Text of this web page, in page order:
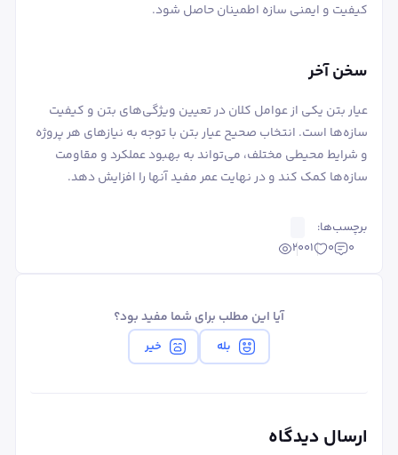
کیفیت و ایمنی سازه اطمینان حاصل شود.
سخن آخر
عیار بتن یکی از عوامل کلان در تعیین ویژگی‌های بتن و کیفیت
سازه‌ها است. انتخاب صحیح عیار بتن با توجه به نیازهای هر پروژه
و شرایط محیطی مختلف، می‌تواند به بهبود عملکرد و مقاومت
سازه‌ها کمک کند و در نهایت عمر مفید آنها را افزایش دهد.
برچسب‌ها:
0
0
2001
آیا این مطلب برای شما مفید بود؟
بله خیر
ارسال دیدگاه